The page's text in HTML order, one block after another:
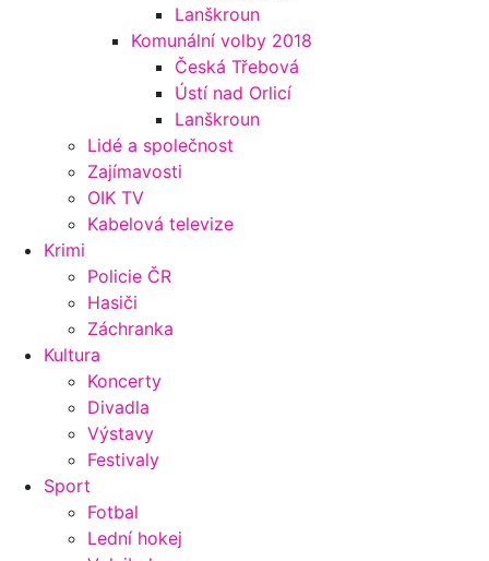
Lanškroun
Komunální volby 2018
Česká Třebová
Ústí nad Orlicí
Lanškroun
Lidé a společnost
Zajímavosti
OIK TV
Kabelová televize
Krimi
Policie ČR
Hasiči
Záchranka
Kultura
Koncerty
Divadla
Výstavy
Festivaly
Sport
Fotbal
Lední hokej